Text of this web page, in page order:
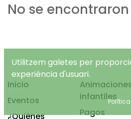
No se
Inicio
Eventos
¿Quiénes
infantiles
Pagos
Utilitzem galetes per
experiència d'usuari.